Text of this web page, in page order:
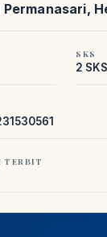
Permanasari,
SKS
2 SKS
TERBIT
LIBNARA
LIBRARY